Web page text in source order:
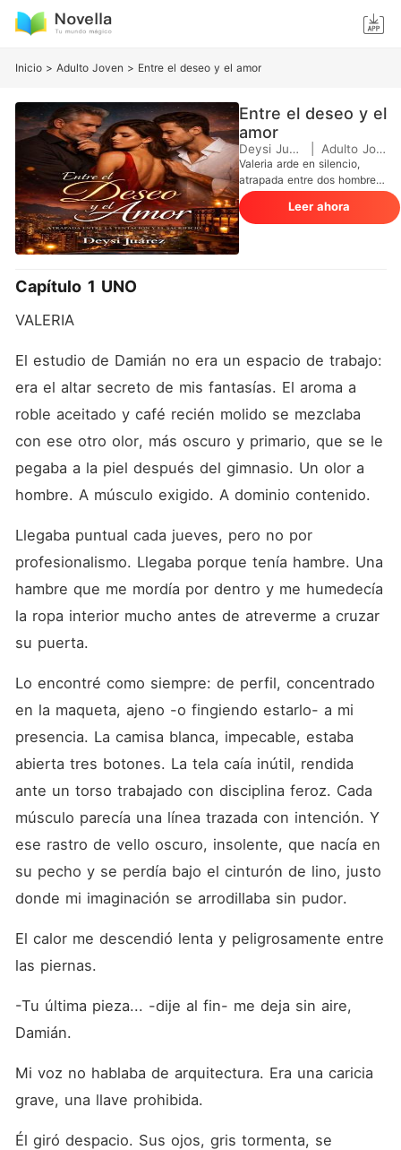
Inicio > Adulto Joven > Entre el deseo y el amor
Entre el deseo y el
amor
Deysi Juárez Adulto Joven
Valeria arde en silencio,
atrapada entre dos hombres
imposibles. Damián,
arquitecto dominante y
amigo de su padre, es el
deseo prohibido que quema
en un triángulo tan
irresistible como
imperdonable, donde elegir
significará traicionar... y
pagar el precio de un placer
que dejará cicatrices para
siempre.
Leer ahora
Capítulo 1 UNO
VALERIA
El estudio de Damián no era un espacio de trabajo:
era el altar secreto de mis fantasías. El aroma a
roble aceitado y café recién molido se mezclaba
con ese otro olor, más oscuro y primario, que se le
pegaba a la piel después del gimnasio. Un olor a
hombre. A músculo exigido. A dominio contenido.
Llegaba puntual cada jueves, pero no por
profesionalismo. Llegaba porque tenía hambre. Una
hambre que me mordía por dentro y me humedecía
la ropa interior mucho antes de atreverme a cruzar
su puerta.
Lo encontré como siempre: de perfil, concentrado
en la maqueta, ajeno -o fingiendo estarlo- a mi
presencia. La camisa blanca, impecable, estaba
abierta tres botones. La tela caía inútil, rendida
ante un torso trabajado con disciplina feroz. Cada
músculo parecía una línea trazada con intención. Y
ese rastro de vello oscuro, insolente, que nacía en
su pecho y se perdía bajo el cinturón de lino, justo
donde mi imaginación se arrodillaba sin pudor.
El calor me descendió lenta y peligrosamente entre
las piernas.
-Tu última pieza... -dije al fin- me deja sin aire,
Damián.
Mi voz no hablaba de arquitectura. Era una caricia
grave, una llave prohibida.
Él giró despacio. Sus ojos, gris tormenta, se